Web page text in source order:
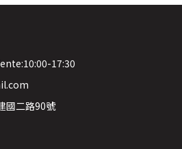
17:30
國二路90號